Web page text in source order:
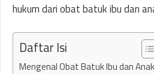
hukum dari obat batuk ibu dan
Daftar Isi
Mengenal Obat Batuk Ibu dan Anak